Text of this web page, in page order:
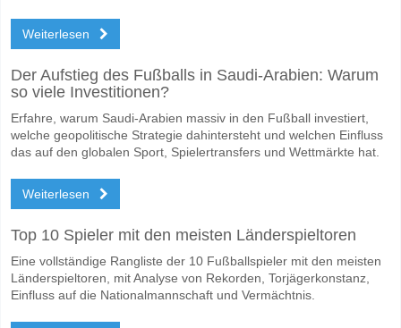
Weiterlesen
Der Aufstieg des Fußballs in Saudi-Arabien: Warum
so viele Investitionen?
Erfahre, warum Saudi-Arabien massiv in den Fußball investiert,
welche geopolitische Strategie dahintersteht und welchen Einfluss
das auf den globalen Sport, Spielertransfers und Wettmärkte hat.
Weiterlesen
Top 10 Spieler mit den meisten Länderspieltoren
Eine vollständige Rangliste der 10 Fußballspieler mit den meisten
Länderspieltoren, mit Analyse von Rekorden, Torjägerkonstanz,
Einfluss auf die Nationalmannschaft und Vermächtnis.